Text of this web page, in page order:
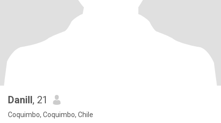
Danill, 21
Coquimbo, Coquimbo, Chile